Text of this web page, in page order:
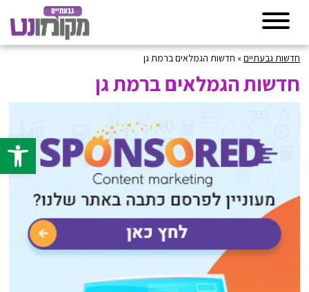
פתח
חדשות גבעתיים» חדשות הגמלאים ברמת גן
חדשות הגמלאים ברמת גן